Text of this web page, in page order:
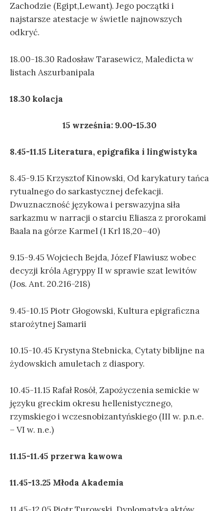
Zachodzie (Egipt,Lewant). Jego początki i
najstarsze atestacje w świetle najnowszych
odkryć.
18.00-18.30 Radosław Tarasewicz, Maledicta w
listach Aszurbanipala
18.30 kolacja
15 września: 9.00-15.30
8.45-11.15 Literatura, epigrafika i lingwistyka
8.45-9.15 Krzysztof Kinowski, Od karykatury tańca
rytualnego do sarkastycznej defekacji.
Dwuznaczność językowa i perswazyjna siła
sarkazmu w narracji o starciu Eliasza z prorokami
Baala na górze Karmel (1 Krl 18,20–40)
9.15-9.45 Wojciech Bejda, Józef Flawiusz wobec
decyzji króla Agryppy II w sprawie szat lewitów
(Jos. Ant. 20.216-218)
9.45-10.15 Piotr Głogowski, Kultura epigraficzna
starożytnej Samarii
10.15-10.45 Krystyna Stebnicka, Cytaty biblijne na
żydowskich amuletach z diaspory.
10.45-11.15 Rafał Rosół, Zapożyczenia semickie w
języku greckim okresu hellenistycznego,
rzymskiego i wczesnobizantyńskiego (III w. p.n.e.
– VI w. n.e.)
11.15-11.45 przerwa kawowa
11.45-13.25 Młoda Akademia